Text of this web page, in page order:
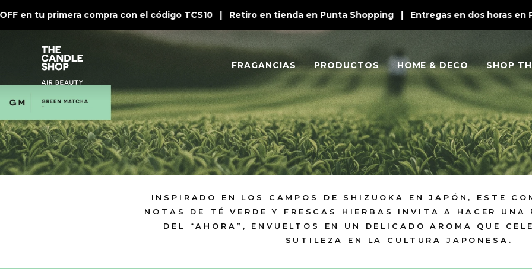
tu primera compra con el código TCS10 | Retiro en tienda en Punta Shopping | Entregas en dos horas en
FRAGANCIAS PRODUCTOS HOME & DECO SHOP
INSPIRADO EN LOS CAMPOS DE SHIZUOKA EN JAPÓN, ESTE
NOTAS DE TÉ VERDE Y FRESCAS HIERBAS INVITA A HACER UNA
DEL “AHORA”, ENVUELTOS EN UN DELICADO AROMA QUE
SUTILEZA EN LA CULTURA JAPONESA.